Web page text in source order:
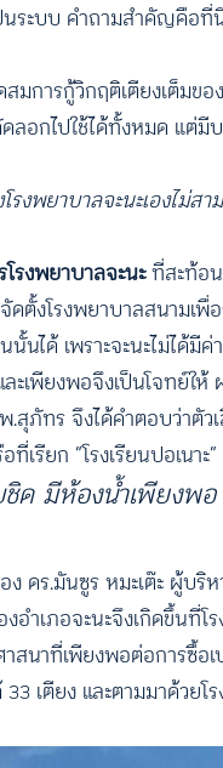
ะบบ คำถามสำคัญคือที่
การกู้วิกฤติเตียงเต็มข
อกไปใช้ได้ทั้งหมด แต่มี
พยาบาลจะนะเองไม่ส
รงพยาบาลจะนะที่สะท้อน
งโรงพยาบาลสนามเ
ได้ เพราะจะนะไม่ได้
เพียงพอจึงเป็นโจทย์ใ
ทร จึงได้คำตอบว่าตัว
เรียก “โรงเรียนปอเนา
ด มีห้องน้ำเพียง
.มันซูร หมะเต๊ะ ผู้บริห
เภอจะนะจึงเกิดขึ้นที่โ
นาที่เพียงพอต่อการซื้อ
เตียง และตามมาด้วย